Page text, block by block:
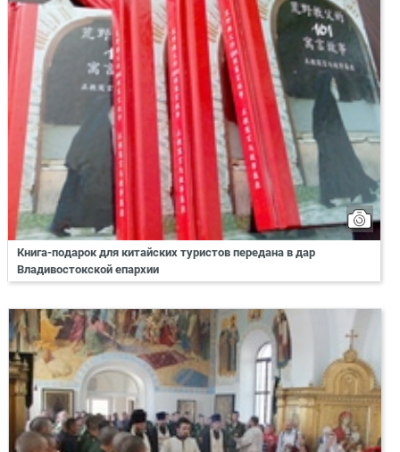
Книга-подарок для китайских туристов передана в дар
Владивостокской епархии